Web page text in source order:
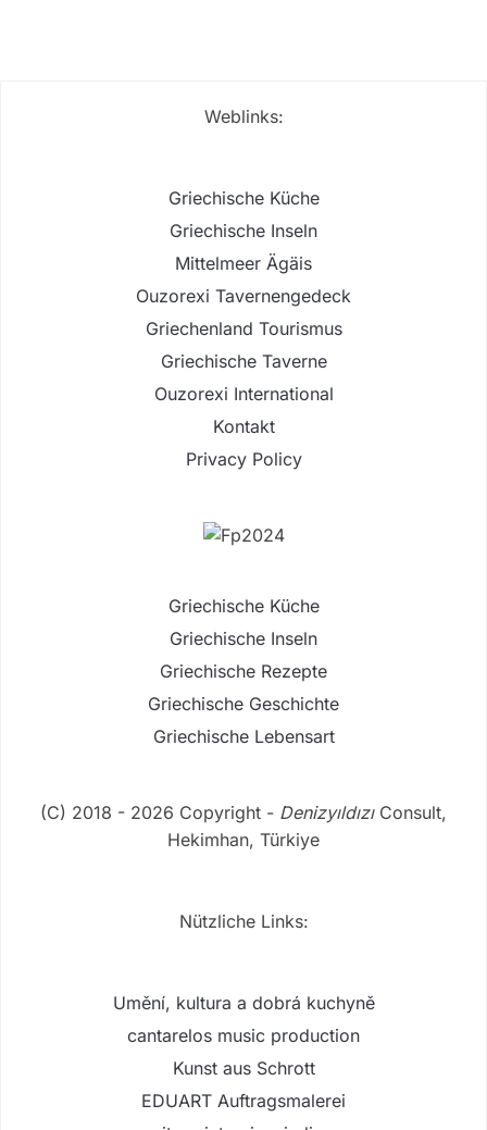
Weblinks:
Griechische Küche
Griechische Inseln
Mittelmeer Ägäis
Ouzorexi Tavernengedeck
Griechenland Tourismus
Griechische Taverne
Ouzorexi International
Kontakt
Privacy Policy
Griechische Küche
Griechische Inseln
Griechische Rezepte
Griechische Geschichte
Griechische Lebensart
(C) 2018 - 2026 Copyright - DenizyıldızıConsult,
Hekimhan, Türkiye
Nützliche Links:
Umění, kultura a dobrá kuchyně
cantarelos music production
Kunst aus Schrott
EDUART Auftragsmalerei